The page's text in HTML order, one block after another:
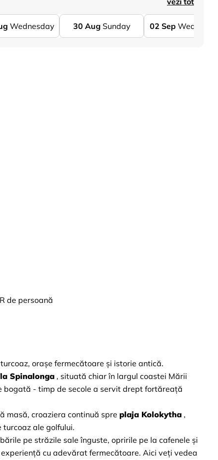
Wednesday 30 Aug Sunday 02 Sep Wednesday
de persoană
orașe fermecătoare și istorie antică.
Spinalonga , situată chiar în largul coastei Mării
bogată - timp de secole a servit drept fortăreață
masă, croaziera continuă spre plaja Kolokytha ,
turcoaz ale golfului.
pe străzile sale înguste, opririle pe la cafenele și
cu adevărat fermecătoare. Aici veți vedea